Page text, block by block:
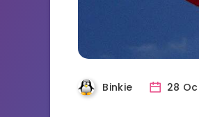
Binkie 28